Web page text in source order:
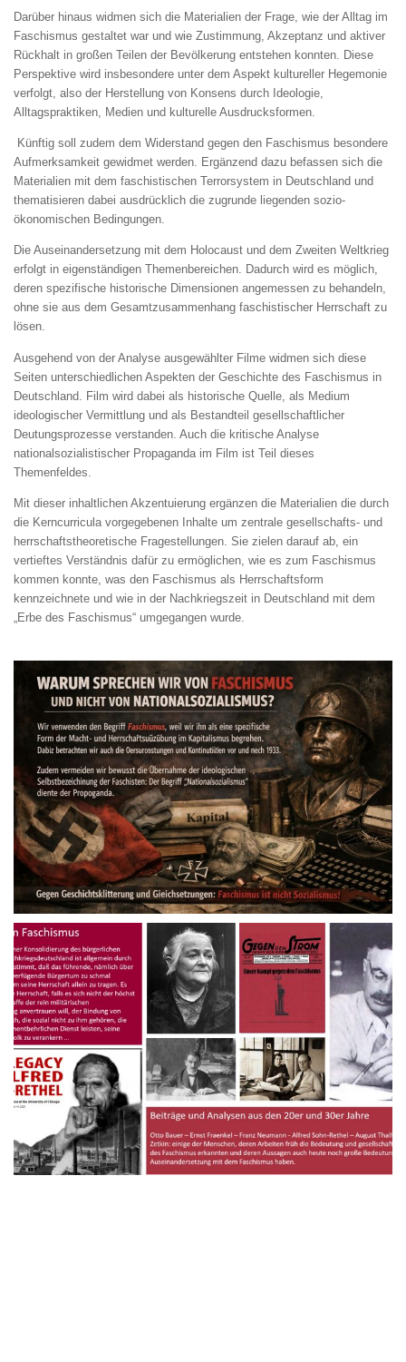
Darüber hinaus widmen sich die Materialien der Frage, wie der Alltag im
Faschismus gestaltet war und wie Zustimmung, Akzeptanz und aktiver
Rückhalt in großen Teilen der Bevölkerung entstehen konnten. Diese
Perspektive wird insbesondere unter dem Aspekt kultureller Hegemonie
verfolgt, also der Herstellung von Konsens durch Ideologie,
Alltagspraktiken, Medien und kulturelle Ausdrucksformen.
Künftig soll zudem dem Widerstand gegen den Faschismus besondere
Aufmerksamkeit gewidmet werden. Ergänzend dazu befassen sich die
Materialien mit dem faschistischen Terrorsystem in Deutschland und
thematisieren dabei ausdrücklich die zugrunde liegenden sozio-
ökonomischen Bedingungen.
Die Auseinandersetzung mit dem Holocaust und dem Zweiten Weltkrieg
erfolgt in eigenständigen Themenbereichen. Dadurch wird es möglich,
deren spezifische historische Dimensionen angemessen zu behandeln,
ohne sie aus dem Gesamtzusammenhang faschistischer Herrschaft zu
lösen.
Ausgehend von der Analyse ausgewählter Filme widmen sich diese
Seiten unterschiedlichen Aspekten der Geschichte des Faschismus in
Deutschland. Film wird dabei als historische Quelle, als Medium
ideologischer Vermittlung und als Bestandteil gesellschaftlicher
Deutungsprozesse verstanden. Auch die kritische Analyse
nationalsozialistischer Propaganda im Film ist Teil dieses
Themenfeldes.
Mit dieser inhaltlichen Akzentuierung ergänzen die Materialien die durch
die Kerncurricula vorgegebenen Inhalte um zentrale gesellschafts- und
herrschaftstheoretische Fragestellungen. Sie zielen darauf ab, ein
vertieftes Verständnis dafür zu ermöglichen, wie es zum Faschismus
kommen konnte, was den Faschismus als Herrschaftsform
kennzeichnete und wie in der Nachkriegszeit in Deutschland mit dem
„Erbe des Faschismus“ umgegangen wurde.